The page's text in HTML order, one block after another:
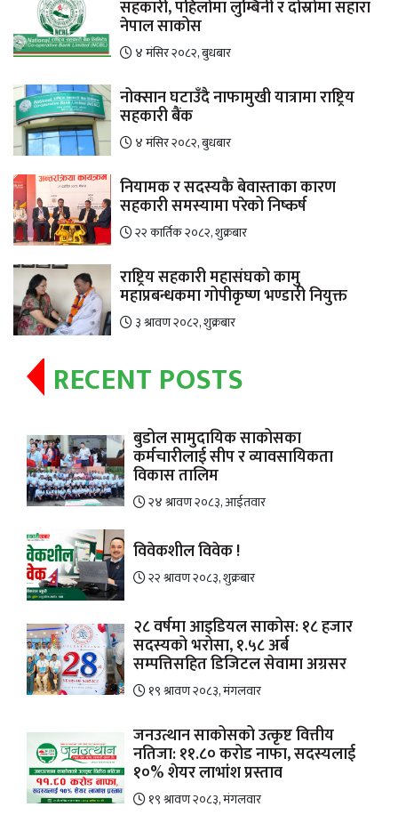
सहकारी, पहिलोमा लुम्बिनी र दोस्रोमा सहारा
नेपाल साकोस
४ मंसिर २०८२, बुधबार
नोक्सान घटाउँदै नाफामुखी यात्रामा राष्ट्रिय
सहकारी बैंक
४ मंसिर २०८२, बुधबार
नियामक र सदस्यकै बेवास्ताका कारण
सहकारी समस्यामा परेको निष्कर्ष
२२ कार्तिक २०८२, शुक्रबार
राष्ट्रिय सहकारी महासंघको कामु
महाप्रबन्धकमा गोपीकृष्ण भण्डारी नियुक्त
३ श्रावण २०८२, शुक्रबार
RECENT POSTS
बुडोल सामुदायिक साकोसका
कर्मचारीलाई सीप र व्यावसायिकता
विकास तालिम
२४ श्रावण २०८३, आईतवार
विवेकशील विवेक !
२२ श्रावण २०८३, शुक्रबार
२८ वर्षमा आइडियल साकोस: १८ हजार
सदस्यको भरोसा, १.५८ अर्ब
सम्पत्तिसहित डिजिटल सेवामा अग्रसर
१९ श्रावण २०८३, मंगलवार
जनउत्थान साकोसको उत्कृष्ट वित्तीय
नतिजा: ११.८० करोड नाफा, सदस्यलाई
१०% शेयर लाभांश प्रस्ताव
१९ श्रावण २०८३, मंगलवार